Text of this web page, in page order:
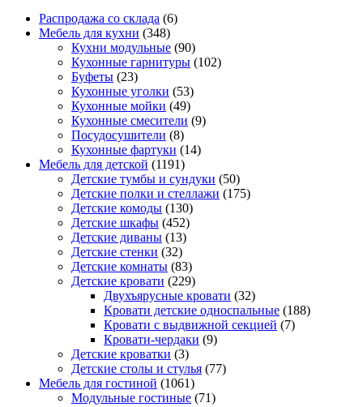
Распродажа со склада (6)
Мебель для кухни (348)
Кухни модульные (90)
Кухонные гарнитуры (102)
Буфеты (23)
Кухонные уголки (53)
Кухонные мойки (49)
Кухонные смесители (9)
Посудосушители (8)
Кухонные фартуки (14)
Мебель для детской (1191)
Детские тумбы и сундуки (50)
Детские полки и стеллажи (175)
Детские комоды (130)
Детские шкафы (452)
Детские диваны (13)
Детские стенки (32)
Детские комнаты (83)
Детские кровати (229)
Двухъярусные кровати (32)
Кровати детские односпальные (188)
Кровати с выдвижной секцией (7)
Кровати-чердаки (9)
Детские кроватки (3)
Детские столы и стулья (77)
Мебель для гостиной (1061)
Модульные гостиные (71)